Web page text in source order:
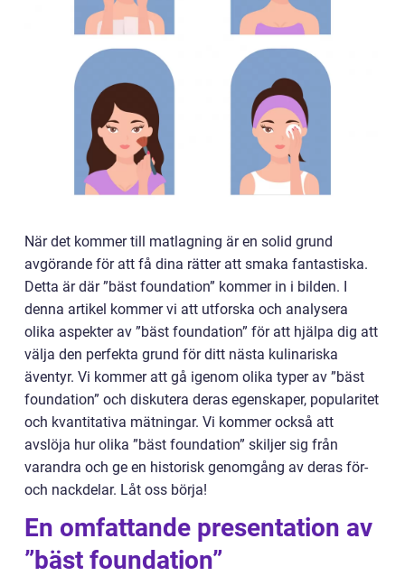
När det kommer till matlagning är en solid grund
avgörande för att få dina rätter att smaka fantastiska.
Detta är där ”bäst foundation” kommer in i bilden. I
denna artikel kommer vi att utforska och analysera
olika aspekter av ”bäst foundation” för att hjälpa dig att
välja den perfekta grund för ditt nästa kulinariska
äventyr. Vi kommer att gå igenom olika typer av ”bäst
foundation” och diskutera deras egenskaper, popularitet
och kvantitativa mätningar. Vi kommer också att
avslöja hur olika ”bäst foundation” skiljer sig från
varandra och ge en historisk genomgång av deras för-
och nackdelar. Låt oss börja!
En omfattande presentation av
”bäst foundation”